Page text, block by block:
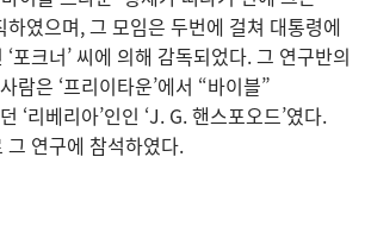
였으며, 그 모임은 두번에 걸쳐 대통령에
포크너’ 씨에 의해 감독되었다. 그 연구반의
람은 ‘프리이타운’에서 “바이블”
‘리베리아’인인 ‘J. G. 핸스포오드’였다.
연구에 참석하였다.